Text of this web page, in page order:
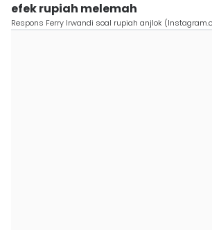
efek rupiah melemah
Respons Ferry Irwandi soal rupiah anjlok